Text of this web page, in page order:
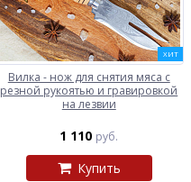
ХИТ
Вилка - нож для снятия мяса с
резной рукоятью и гравировкой
на лезвии
1 110 руб.
Купить